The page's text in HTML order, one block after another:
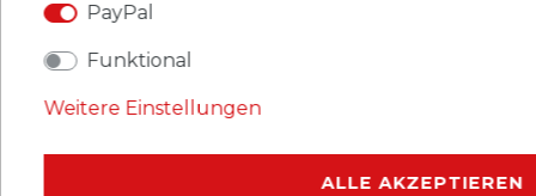
Katalognummern: 3268
PayPal
Funktional
Weitere Einstellungen
ALLE AKZEPTIEREN